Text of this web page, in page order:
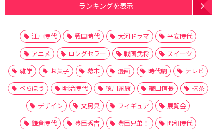
ランキングを表示
江戸時代 戦国時代 大河ドラマ
平安時代
アニメ
ロングセラー 戦国武将
スイーツ
雑学
お菓子 幕末 漫画 時代劇
テレビ
べらぼう
明治時代 徳川家康 織田信長
抹茶
デザイン
文房具 フィギュア
展覧会
鎌倉時代
豊臣秀吉 豊臣兄弟！
昭和時代